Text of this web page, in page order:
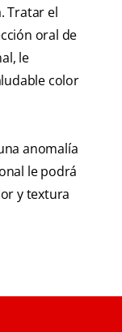
Tratar el
oral de
le
color
anomalía
le podrá
y textura